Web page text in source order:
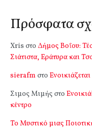
Πρόσφατα
Xris στο Δήμος Βοΐου:
Σιάτιστα, Εράτυρα και
sierafm στο
Σιμος Μιμής στο
κέντρο
Το Μυστικό μιας